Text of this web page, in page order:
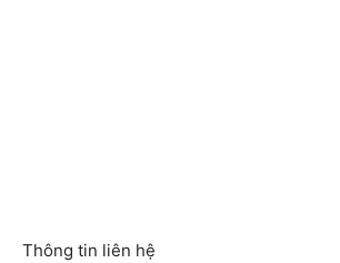
Thông tin liên hệ